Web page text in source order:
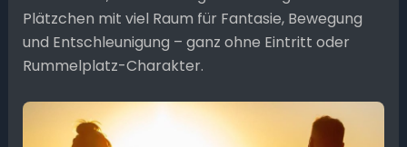
Plätzchen mit viel Raum für Fantasie, Bewegung
und Entschleunigung – ganz ohne Eintritt oder
Rummelplatz-Charakter.